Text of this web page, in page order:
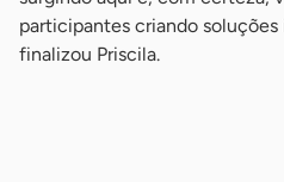
participantes criando
finalizou Priscila.